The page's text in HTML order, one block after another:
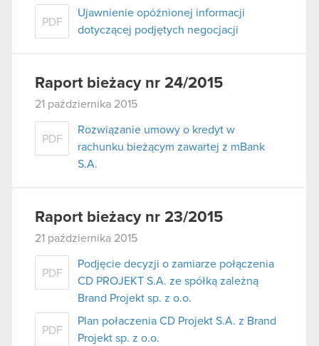
PDF
Ujawnienie opóźnionej informacji
dotyczącej podjętych negocjacji
Raport bieżacy nr 24/2015
21 października 2015
PDF
Rozwiązanie umowy o kredyt w
rachunku bieżącym zawartej z mBank
S.A.
Raport bieżacy nr 23/2015
21 października 2015
PDF
Podjęcie decyzji o zamiarze połączenia
CD PROJEKT S.A. ze spółką zależną
Brand Projekt sp. z o.o.
PDF
Plan połaczenia CD Projekt S.A. z Brand
Projekt sp. z o.o.